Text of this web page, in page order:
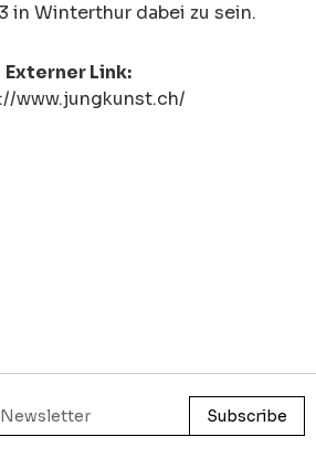
in Winterthur dabei zu sein.
Externer Link:
www.jungkunst.ch/